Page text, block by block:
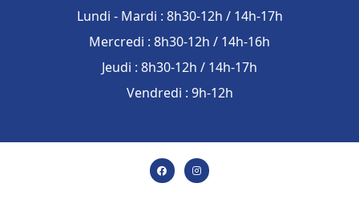
Lundi - Mardi : 8h30-12h / 14h-17h
Mercredi : 8h30-12h / 14h-16h
Jeudi : 8h30-12h / 14h-17h
Vendredi : 9h-12h